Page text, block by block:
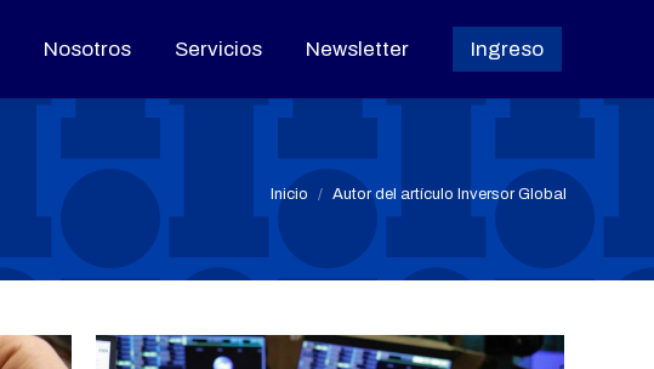
Nosotros Servicios Newsletter Ingreso
Estás aquí:
Inicio Autor del artículo Inversor Global
Nosotros Servicios Newsletter Ingreso